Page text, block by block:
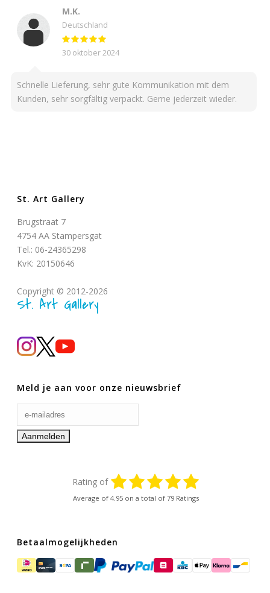
M.K.
Deutschland
30 oktober 2024
Schnelle Lieferung, sehr gute Kommunikation mit dem
Kunden, sehr sorgfältig verpackt. Gerne jederzeit wieder.
St. Art Gallery
Brugstraat 7
4754 AA Stampersgat
Tel.: 06-24365298
KvK: 20150646
Copyright © 2012-2026
St. Art Gallery
Meld je aan voor onze nieuwsbrief
Rating of
Average of 4.95 on a total of 79 Ratings
Betaalmogelijkheden